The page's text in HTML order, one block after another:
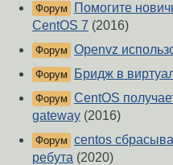
Форум
Помогите
CentOS 7 (2016)
Форум Openvz
Форум Бридж в
Форум CentOS
gateway (2016)
Форум centos
ребута (2020)